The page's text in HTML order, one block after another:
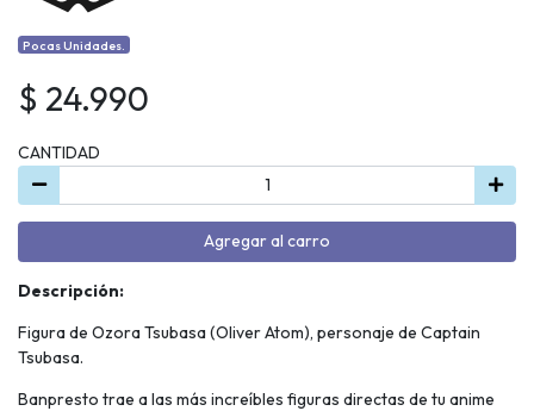
Pocas Unidades.
$ 24.990
CANTIDAD
Agregar al carro
Descripción:
Figura de Ozora Tsubasa (Oliver Atom), personaje de Captain
Tsubasa.
Banpresto trae a las más increíbles figuras directas de tu anime